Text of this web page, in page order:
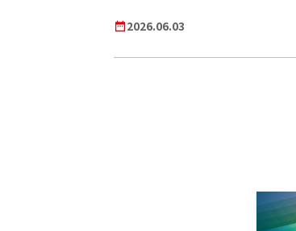
2026.06.03